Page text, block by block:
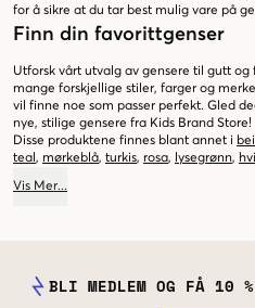
for å sikre at du tar best mulig vare på
Finn din favorittgenser
Utforsk vårt utvalg av gensere til gutt
mange forskjellige stiler, farger og
vil finne noe som passer perfekt. Gled
nye, stilige gensere fra Kids Brand Store!
Disse produktene finnes blant annet i
teal , mørkeblå, turkis, rosa, lysegrønn,
Vis Mer...
BLI MEDLEM OG FÅ 10